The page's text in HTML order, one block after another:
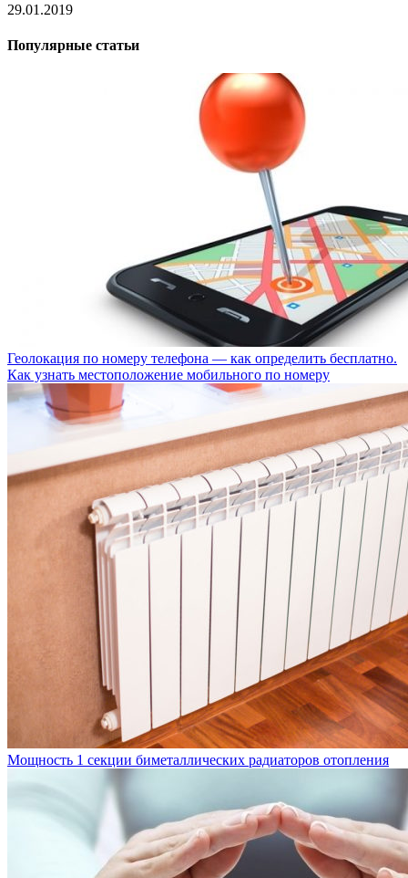
29.01.2019
Популярные статьи
Геолокация по номеру телефона — как определить бесплатно.
Как узнать местоположение мобильного по номеру
Мощность 1 секции биметаллических радиаторов отопления